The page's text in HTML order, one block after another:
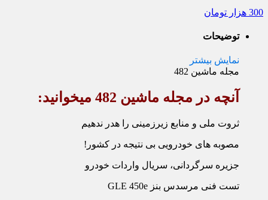
300 هزار تومان
توضیحات
نمایش بیشتر
مجله ماشین 482
آنچه در مجله ماشین 482 می‏خوانید:
ثروت ملی و منابع زیرزمینی را هدر ندهیم
مصوبه های خودرویی بی نتیجه در کشور!
جزیره سرگردانی، سریال واردات خودرو
تست فنی مرسدس بنز GLE 450e